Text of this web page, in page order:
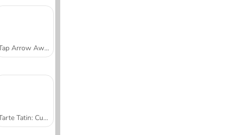
Tap Arrow Away
Tarte Tatin: Cucina con Sara